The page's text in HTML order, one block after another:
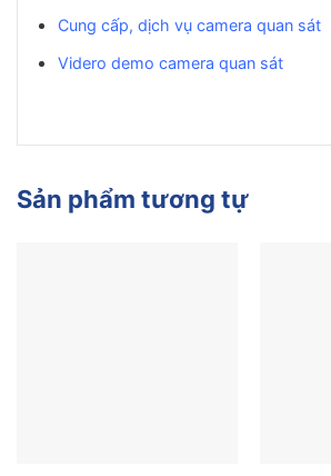
Cung cấp, dịch vụ camera quan sát
Videro demo camera quan sát
Sản phẩm tương tự